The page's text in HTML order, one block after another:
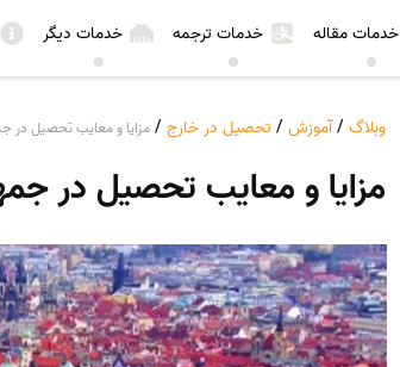
خدمات مقاله خدمات ترجمه خدمات دیگر
وبلاگ /آموزش / تحصیل در خارج / مزایا و معایب تحصیل در
مزایا و معایب تحصیل در